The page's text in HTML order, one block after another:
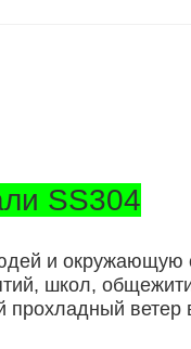
SS304
и окружающую
школ,
ветер